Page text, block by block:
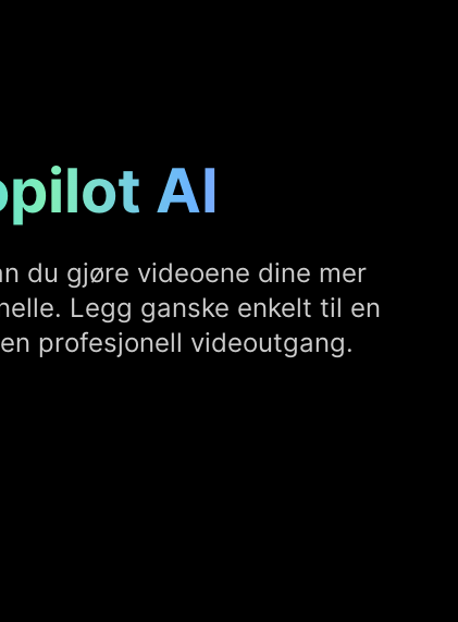
AI
du gjøre videoene dine mer
Legg ganske enkelt til en
profesjonell videoutgang.